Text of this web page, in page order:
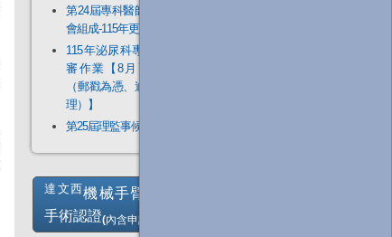
第24屆專科醫師甄審委員
會組成-115年更新
115年泌尿科專科醫師甄
審作業【8月7日(五)止
（郵戳為憑、逾期恕不受
理）】
第25屆理監事候選人名單
達文西機械手臂泌尿道
手術認證(內含申請表填寫)